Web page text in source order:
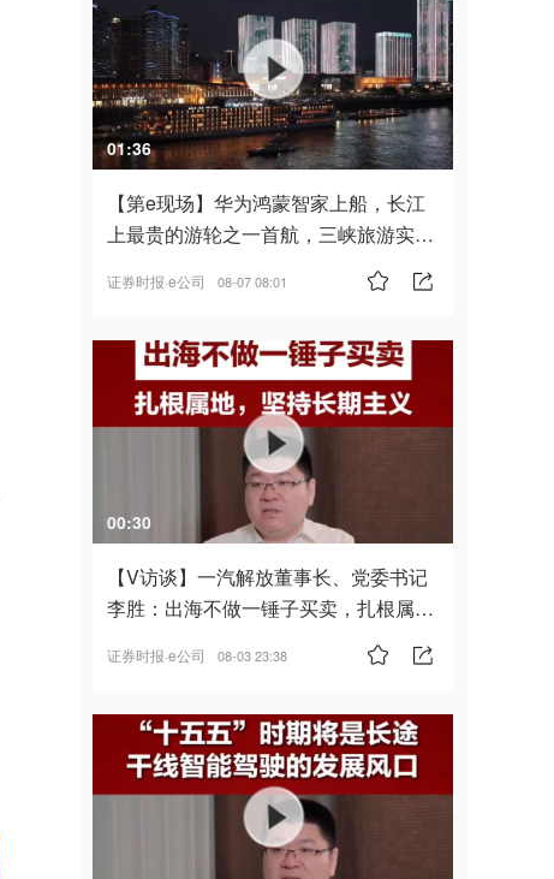
01:36
【第e现场】华为鸿蒙智家上船，长江
上最贵的游轮之一首航，三峡旅游实
证券时报·e公司 08-07 08:01
00:30
【V访谈】一汽解放董事长、党委书记
李胜：出海不做一锤子买卖，扎根属
证券时报·e公司 08-03 23:38